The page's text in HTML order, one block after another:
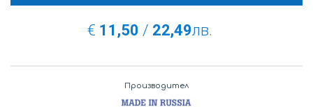
€ 11,50 / 22,49лв.
Производител